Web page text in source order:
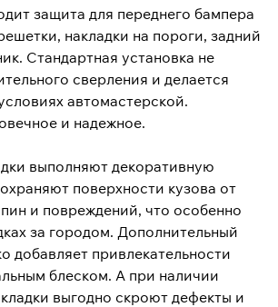
защита для переднего бампера
накладки на пороги, задний
Стандартная установка не
сверления и делается
автомастерской.
и надежное.
выполняют декоративную
поверхности кузова от
и повреждений, что особенно
за городом. Дополнительный
добавляет привлекательности
блеском. А при наличии
выгодно скроют дефекты и